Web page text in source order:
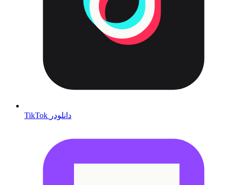
TikTok دانلودر